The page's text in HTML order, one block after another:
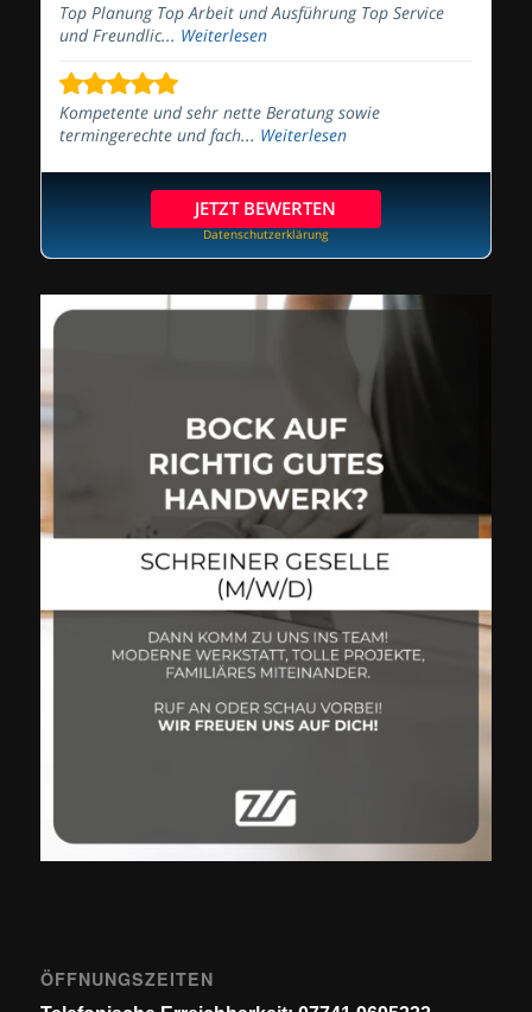
Top Planung Top Arbeit und Ausführung Top Service
und Freundlic... Weiterlesen
Kompetente und sehr nette Beratung sowie
termingerechte und fach... Weiterlesen
JETZT BEWERTEN
Datenschutzerklärung
ÖFFNUNGSZEITEN